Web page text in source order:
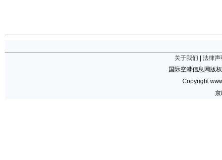
关于我们
法律声
国际空港信息网版
Copyright